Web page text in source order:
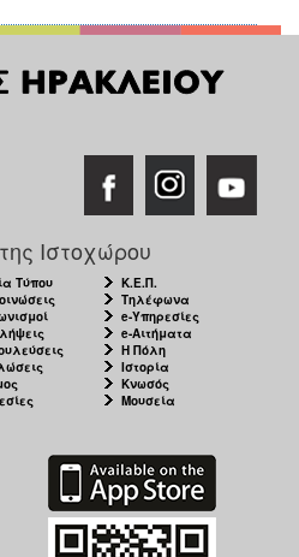
Ιστοχώρου
Τύπου
Κ.Ε.Π.
Τηλέφωνα
e-Υπηρεσίες
e-Αιτήματα
Η Πόλη
Ιστορία
Κνωσός
Μουσεία